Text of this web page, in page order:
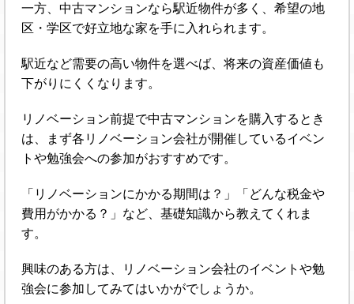
一方、中古マンションなら駅近物件が多く、希望の地
区・学区で好立地な家を手に入れられます。
駅近など需要の高い物件を選べば、将来の資産価値も
下がりにくくなります。
リノベーション前提で中古マンションを購入するとき
は、まず各リノベーション会社が開催しているイベン
トや勉強会への参加がおすすめです。
「リノベーションにかかる期間は？」「どんな税金や
費用がかかる？」など、基礎知識から教えてくれま
す。
興味のある方は、リノベーション会社のイベントや勉
強会に参加してみてはいかがでしょうか。